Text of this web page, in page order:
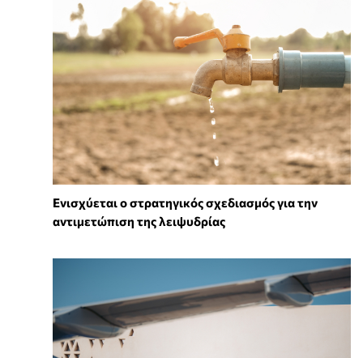
Ενισχύεται ο στρατηγικός σχεδιασμός για την
αντιμετώπιση της λειψυδρίας